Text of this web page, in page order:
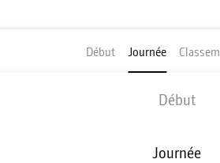
Début Journée
Début
Journée
WERDER BREMEN -